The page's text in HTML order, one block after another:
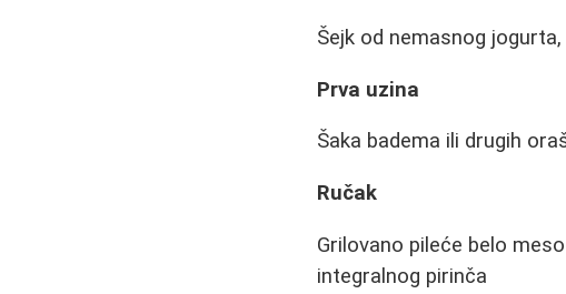
Šejk od nemasnog
Prva uzina
Šaka badema ili drugih
Ručak
Grilovano pileće belo
integralnog pirinča